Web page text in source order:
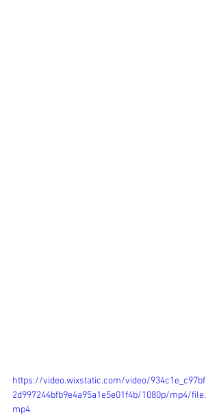
https://video.wixstatic.com/video/934c1e_c97bf
2d997244bfb9e4a95a1e5e01f4b/1080p/mp4/file.
mp4